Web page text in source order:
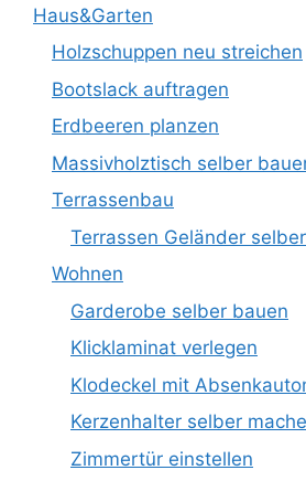
Haus&Garten
Holzschuppen neu streichen
Bootslack auftragen
Erdbeeren planzen
Massivholztisch selber
Terrassenbau
Terrassen Geländer
Wohnen
Garderobe selber bauen
Klicklaminat verlegen
Klodeckel mit
Kerzenhalter selber
Zimmertür einstellen